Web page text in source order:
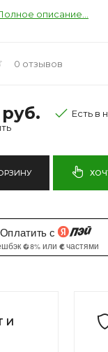
описание...
0 отзывов
Есть в
И